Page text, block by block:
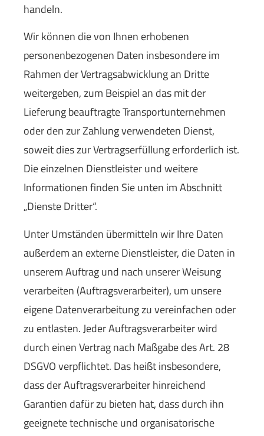
handeln.
Wir können die von Ihnen erhobenen
personenbezogenen Daten insbesondere im
Rahmen der Vertragsabwicklung an Dritte
weitergeben, zum Beispiel an das mit der
Lieferung beauftragte Transportunternehmen
oder den zur Zahlung verwendeten Dienst,
soweit dies zur Vertragserfüllung erforderlich ist.
Die einzelnen Dienstleister und weitere
Informationen finden Sie unten im Abschnitt
„Dienste Dritter“.
Unter Umständen übermitteln wir Ihre Daten
außerdem an externe Dienstleister, die Daten in
unserem Auftrag und nach unserer Weisung
verarbeiten (Auftragsverarbeiter), um unsere
eigene Datenverarbeitung zu vereinfachen oder
zu entlasten. Jeder Auftragsverarbeiter wird
durch einen Vertrag nach Maßgabe des Art. 28
DSGVO verpflichtet. Das heißt insbesondere,
dass der Auftragsverarbeiter hinreichend
Garantien dafür zu bieten hat, dass durch ihn
geeignete technische und organisatorische